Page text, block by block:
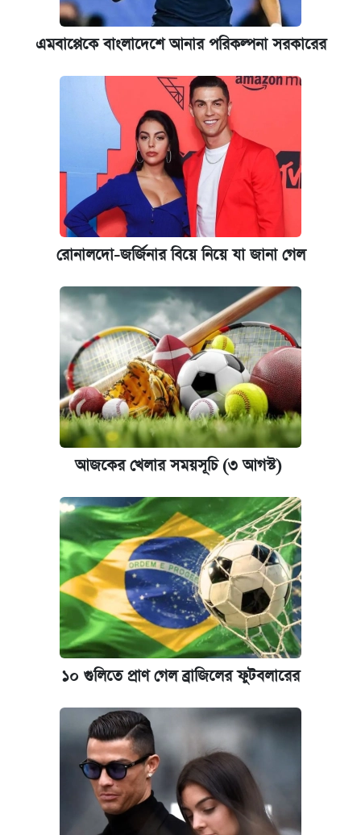
কবে হবে মেডিকেল ভর্তি পরীক্ষা, জানা গেল যা
এক ক্লিকে জেনে নিন আইফোন ১৮ প্রো ম্যাক্সের
এমবাপ্পেকে বাংলাদেশে আনার পরিকল্পনা সরকারের
রোনালদো-জর্জিনার বিয়ে নিয়ে যা জানা গেল
আজকের খেলার সময়সূচি (৩ আগস্ট)
১০ গুলিতে প্রাণ গেল ব্রাজিলের ফুটবলারের